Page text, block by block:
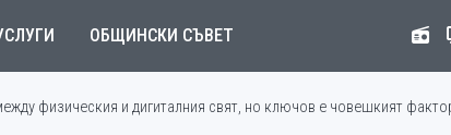
ОБЩИНСКИ СЪВЕТ
физическия и дигиталния свят, но ключов е човешкият